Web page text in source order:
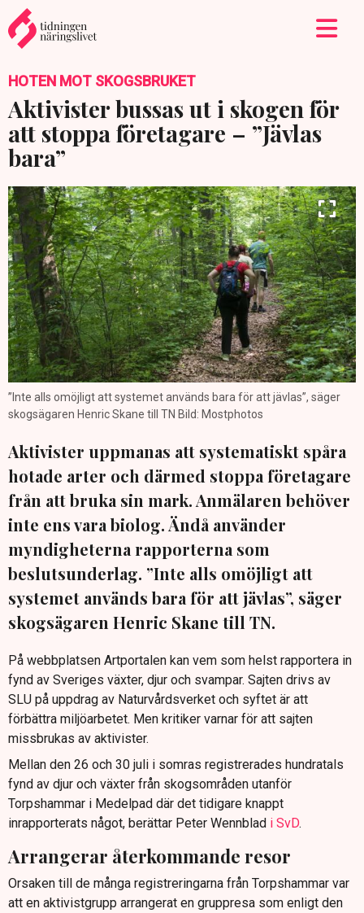
HOTEN MOT SKOGSBRUKET
Aktivister bussas ut i skogen för
att stoppa företagare – ”Jävlas
bara”
”Inte alls omöjligt att systemet används bara för att jävlas”, säger
skogsägaren Henric Skane till TN Bild: Mostphotos
Aktivister uppmanas att systematiskt spåra
hotade arter och därmed stoppa företagare
från att bruka sin mark. Anmälaren behöver
inte ens vara biolog. Ändå använder
myndigheterna rapporterna som
beslutsunderlag. ”Inte alls omöjligt att
systemet används bara för att jävlas”, säger
skogsägaren Henric Skane till TN.
På webbplatsen Artportalen kan vem som helst rapportera in
fynd av Sveriges växter, djur och svampar. Sajten drivs av
SLU på uppdrag av Naturvårdsverket och syftet är att
förbättra miljöarbetet. Men kritiker varnar för att sajten
missbrukas av aktivister.
Mellan den 26 och 30 juli i somras registrerades hundratals
fynd av djur och växter från skogsområden utanför
Torpshammar i Medelpad där det tidigare knappt
inrapporterats något, berättar Peter Wennblad i SvD.
Arrangerar återkommande resor
Orsaken till de många registreringarna från Torpshammar var
att en aktivistgrupp arrangerat en gruppresa som enligt den